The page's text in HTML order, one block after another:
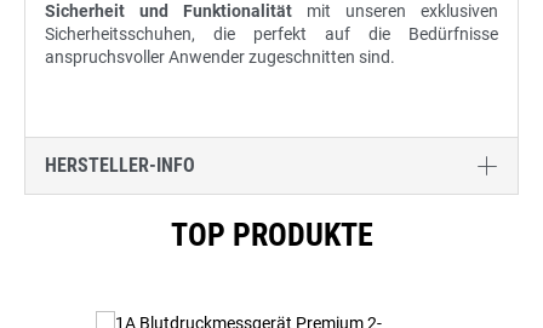
Sicherheit und Funktionalität mit unseren exklusiven
Sicherheitsschuhen, die perfekt auf die Bedürfnisse
anspruchsvoller Anwender zugeschnitten sind.
HERSTELLER-INFO
TOP PRODUKTE